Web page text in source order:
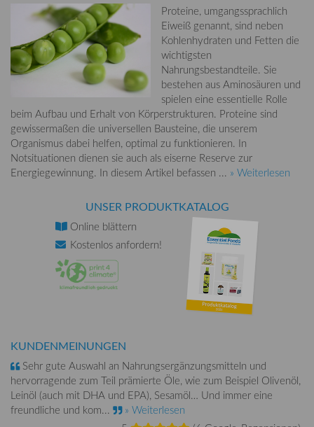
Proteine, umgangssprachlich
Eiweiß genannt, sind neben
Kohlenhydraten und Fetten die
wichtigsten
Nahrungsbestandteile. Sie
bestehen aus Aminosäuren und
spielen eine essentielle Rolle
beim Aufbau und Erhalt von Körperstrukturen. Proteine sind
gewissermaßen die universellen Bausteine, die unserem
Organismus dabei helfen, optimal zu funktionieren. In
Notsituationen dienen sie auch als eiserne Reserve zur
Energiegewinnung. In diesem Artikel befassen ... » Weiterlesen
UNSER PRODUKTKATALOG
Online blättern
Kostenlos anfordern!
KUNDENMEINUNGEN
Sehr gute Auswahl an Nahrungsergänzungsmitteln und
hervorragende zum Teil prämierte Öle, wie zum Beispiel Olivenöl,
Leinöl (auch mit DHA und EPA), Sesamöl… Und immer eine
freundliche und kom...
» Weiterlesen